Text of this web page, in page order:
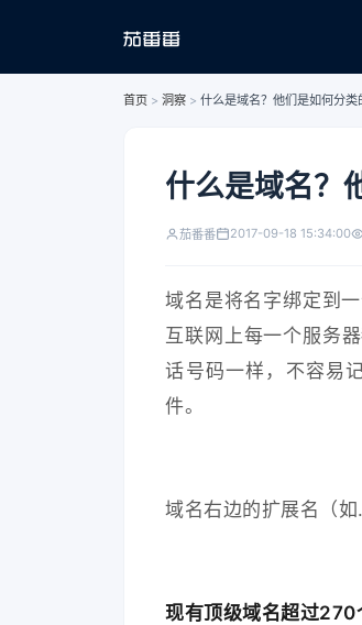
首页 > 洞察 > 什么是域名？他们是如何分类
什么是域名？
茄番番 2017-09-18 15:34:00
域名是将名字绑定到
互联网上每一个服务
话号码一样，不容易
件。
域名右边的扩展名（
现有顶级域名超过270